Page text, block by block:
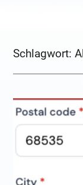
Schlagwort: